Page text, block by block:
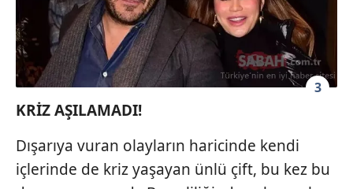
Sitemizde kendimize ve üçüncü kişilere ait çerezler
kullanılmaktadır. Bu çerezler vasıtasıyla çeşitli kişisel
verileriniz işlenmekte olup gerekli olan çerezler bilgi
toplumu hizmetlerinin sunulması amacıyla
kullanılmaktadır. Diğer çerezler, sitemizin daha işlevsel
kılınması ve kişiselleştirilmesi ve sizlere yönelik
reklam/pazarlama faaliyetlerinin yapılması, amaçlarıyla
sınırlı olarak açık rızanız dahilinde kullanılacaktır.
Çerezlere ilişkin tercihlerinizi aşağıda yer alan panel
3
KRİZ AŞILAMADI!
Dışarıya vuran olayların haricinde kendi
içlerinde de kriz yaşayan ünlü çift, bu kez bu